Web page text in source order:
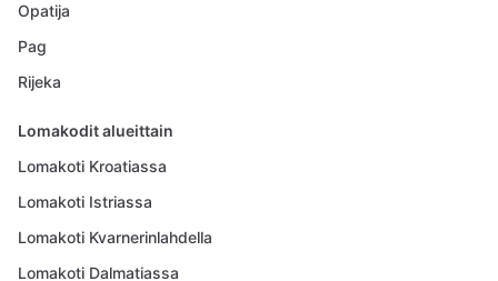
Opatija
Pag
Rijeka
Lomakodit alueittain
Lomakoti Kroatiassa
Lomakoti Istriassa
Lomakoti Kvarnerinlahdella
Lomakoti Dalmatiassa